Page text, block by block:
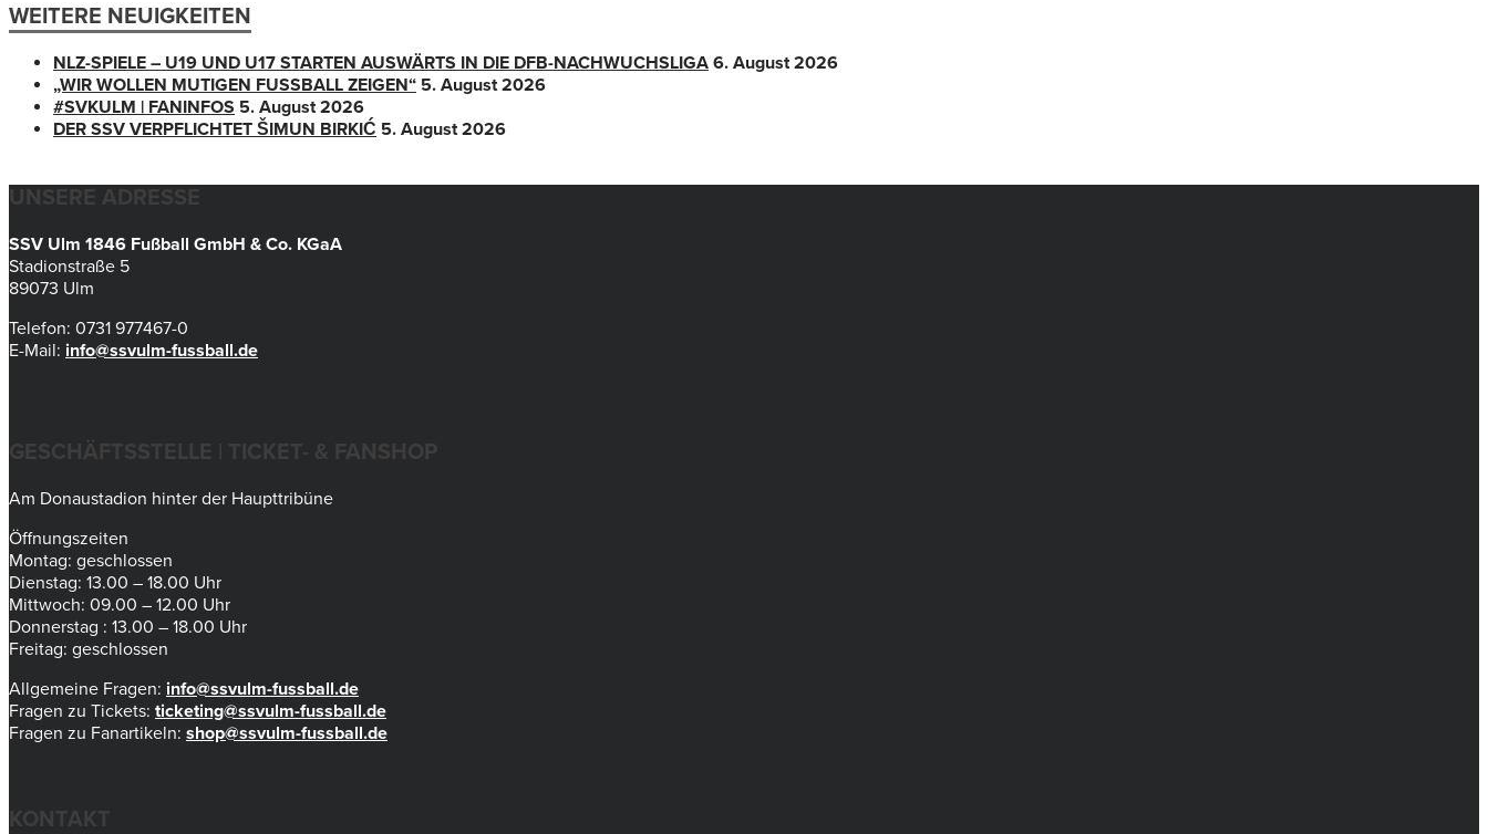
WEITERE NEUIGKEITEN
NLZ-SPIELE – U19 UND U17 STARTEN AUSWÄRTS IN DIE DFB-NACHWUCHSLIGA 6. August 2026
„WIR WOLLEN MUTIGEN FUSSBALL ZEIGEN“
5. August 2026
#SVKULM | FANINFOS 5. August 2026
DER SSV VERPFLICHTET ŠIMUN BIRKIĆ 5. August 2026
UNSERE ADRESSE
SSV Ulm 1846 Fußball GmbH & Co. KGaA
Stadionstraße 5
89073 Ulm
Telefon: 0731 977467-0
E-Mail: info@ssvulm-fussball.de
GESCHÄFTSSTELLE | TICKET- & FANSHOP
Am Donaustadion hinter der Haupttribüne
Öffnungszeiten
Montag: geschlossen
Dienstag: 13.00 – 18.00 Uhr
Mittwoch: 09.00 – 12.00 Uhr
Donnerstag : 13.00 – 18.00 Uhr
Freitag: geschlossen
Allgemeine Fragen: info@ssvulm-fussball.de
Fragen zu Tickets: ticketing@ssvulm-fussball.de
Fragen zu Fanartikeln: shop@ssvulm-fussball.de
KONTAKT